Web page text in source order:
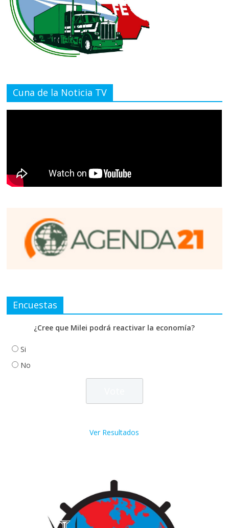
Cuna de la Noticia TV
Encuestas
¿Cree que Milei podrá reactivar la economía?
Si
No
Ver Resultados